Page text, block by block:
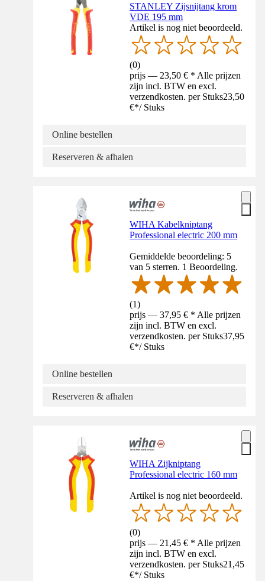
STANLEY Zijsnijtang krom
VDE 195 mm
Artikel is nog niet beoordeeld.
(0)
prijs — 23,50 € * Alle prijzen
zijn incl. BTW en excl.
verzendkosten. per Stuks23,50
€*/ Stuks
Online bestellen
Reserveren & afhalen
WIHA Kabelkniptang
Professional electric 200 mm
Gemiddelde beoordeling: 5
van 5 sterren. 1 Beoordeling.
(1)
prijs — 37,95 € * Alle prijzen
zijn incl. BTW en excl.
verzendkosten. per Stuks37,95
€*/ Stuks
Online bestellen
Reserveren & afhalen
WIHA Zijkniptang
Professional electric 160 mm
Artikel is nog niet beoordeeld.
(0)
prijs — 21,45 € * Alle prijzen
zijn incl. BTW en excl.
verzendkosten. per Stuks21,45
€*/ Stuks